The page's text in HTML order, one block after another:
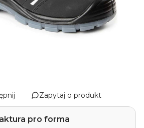
Zapytaj o produkt
pro forma